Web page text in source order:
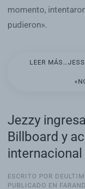
momento,
pudieron».
LEER
Jezzy
Billboard y
internacional
ESCRITO POR
PUBLICADO EN